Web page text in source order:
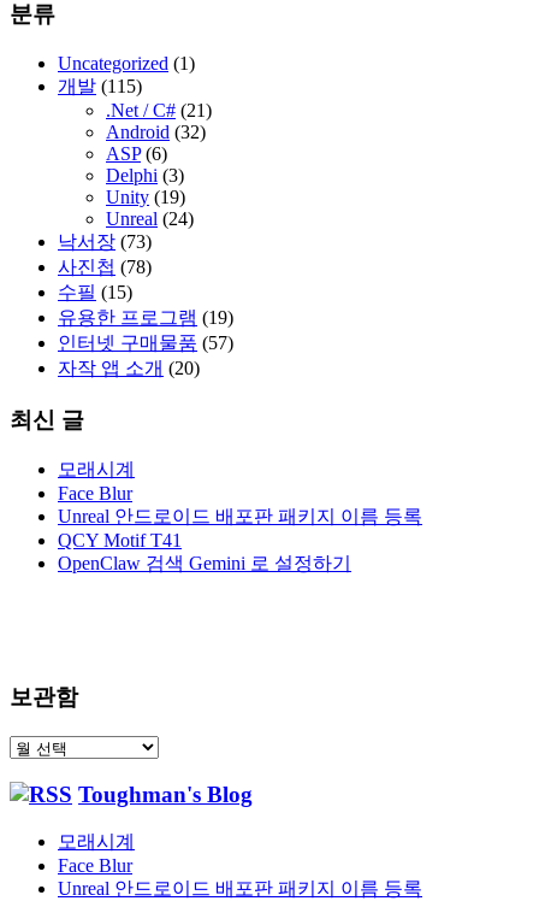
분류
Uncategorized (1)
개발 (115)
.Net / C# (21)
Android (32)
ASP(6)
Delphi (3)
Unity (19)
Unreal (24)
낙서장 (73)
사진첩 (78)
수필 (15)
유용한 프로그램 (19)
인터넷 구매물품 (57)
자작 앱 소개 (20)
최신 글
모래시계
Face Blur
Unreal 안드로이드 배포판 패키지 이름 등록
QCY Motif T41
OpenClaw 검색 Gemini 로 설정하기
보관함
보
함
Toughman's Blog
모래시계
Face Blur
Unreal 안드로이드 배포판 패키지 이름 등록